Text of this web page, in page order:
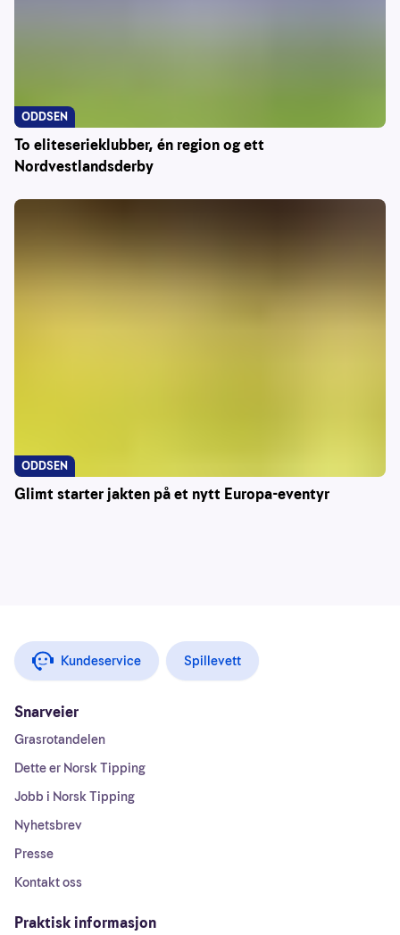
To eliteserieklubber, én region og ett
Nordvestlandsderby
ODDSEN
Glimt starter jakten på et nytt Europa-eventyr
ODDSEN
Kundeservice Spillevett
Snarveier
Grasrotandelen
Dette er Norsk Tipping
Jobb i Norsk Tipping
Nyhetsbrev
Presse
Kontakt oss
Praktisk informasjon